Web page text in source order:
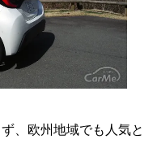
、欧州地域でも人気と